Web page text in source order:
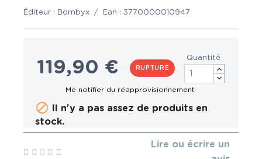
Éditeur : Bombyx / Ean : 3770000010947
119,90 € RUPTURE
Quantité
 Il n'y a pas assez de produits en
stock.
Lire ou écrire un